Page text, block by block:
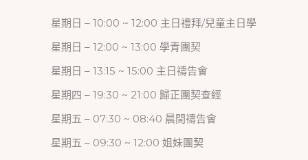
星期日 – 10:00 ~ 12:00 主日禮拜/兒童主日學
星期日 – 12:00 ~ 13:00 學青團契
星期日 – 13:15 ~ 15:00 主日禱告會
星期四 – 19:30 ~ 21:00 歸正團契查經
星期五 – 07:30 ~ 08:40 晨間禱告會
星期五 – 09:30 ~ 12:00 姐妹團契